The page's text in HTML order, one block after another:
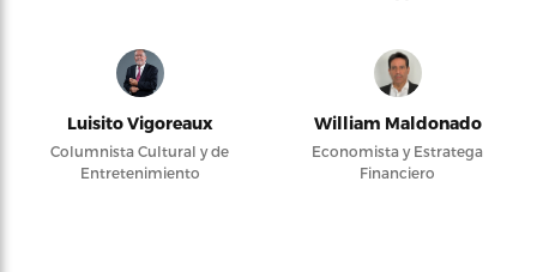
Luisito Vigoreaux
Columnista Cultural y de
Entretenimiento
William Maldonado
Economista y Estratega
Financiero